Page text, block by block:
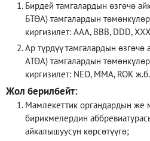
Бирдей тамгалардын өзгөчө
БТӨА) тамгалардын
киргизилет: AAA, ВВВ, DDD,
Ар түрдүү тамгалардын
АТӨА) тамгалардын
киргизилет: NEO, ММА, ROK
Жол берилбейт:
Мамлекеттик органдардын же
бирикмелердин
айкалышуусун көрсөтүүгө;